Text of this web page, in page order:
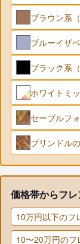
ブラウン系
ブルーイザ
ブラック系
ホワイトミ
セーブルフ
ブリンドル
価格帯からフ
10万円以下のフ
10〜20万円のフ